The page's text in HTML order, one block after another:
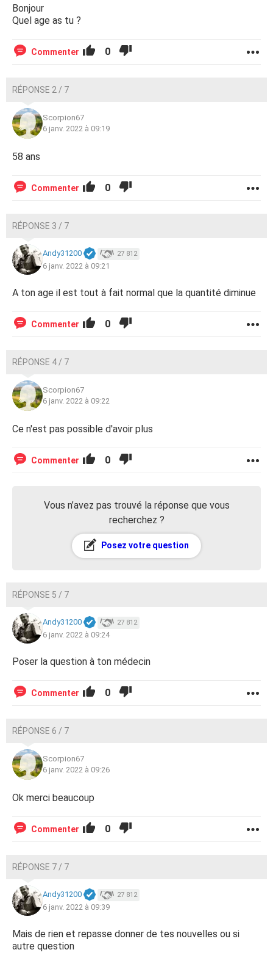
Bonjour
Quel age as tu ?
Commenter 0
RÉPONSE 2 / 7
Scorpion67
6 janv. 2022 à 09:19
58 ans
Commenter 0
RÉPONSE 3 / 7
Andy31200 27 812
6 janv. 2022 à 09:21
A ton age il est tout à fait normal que la quantité diminue
Commenter 0
RÉPONSE 4 / 7
Scorpion67
6 janv. 2022 à 09:22
Ce n'est pas possible d'avoir plus
Commenter 0
Vous n’avez pas trouvé la réponse que vous
recherchez ?
Posez votre question
RÉPONSE 5 / 7
Andy31200 27 812
6 janv. 2022 à 09:24
Poser la question à ton médecin
Commenter 0
RÉPONSE 6 / 7
Scorpion67
6 janv. 2022 à 09:26
Ok merci beaucoup
Commenter 0
RÉPONSE 7 / 7
Andy31200 27 812
6 janv. 2022 à 09:39
Mais de rien et repasse donner de tes nouvelles ou si
autre question